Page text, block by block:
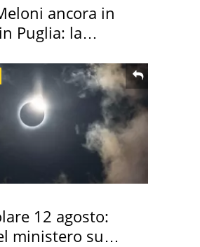
ancora in
Puglia: la
12 agosto:
ministero su